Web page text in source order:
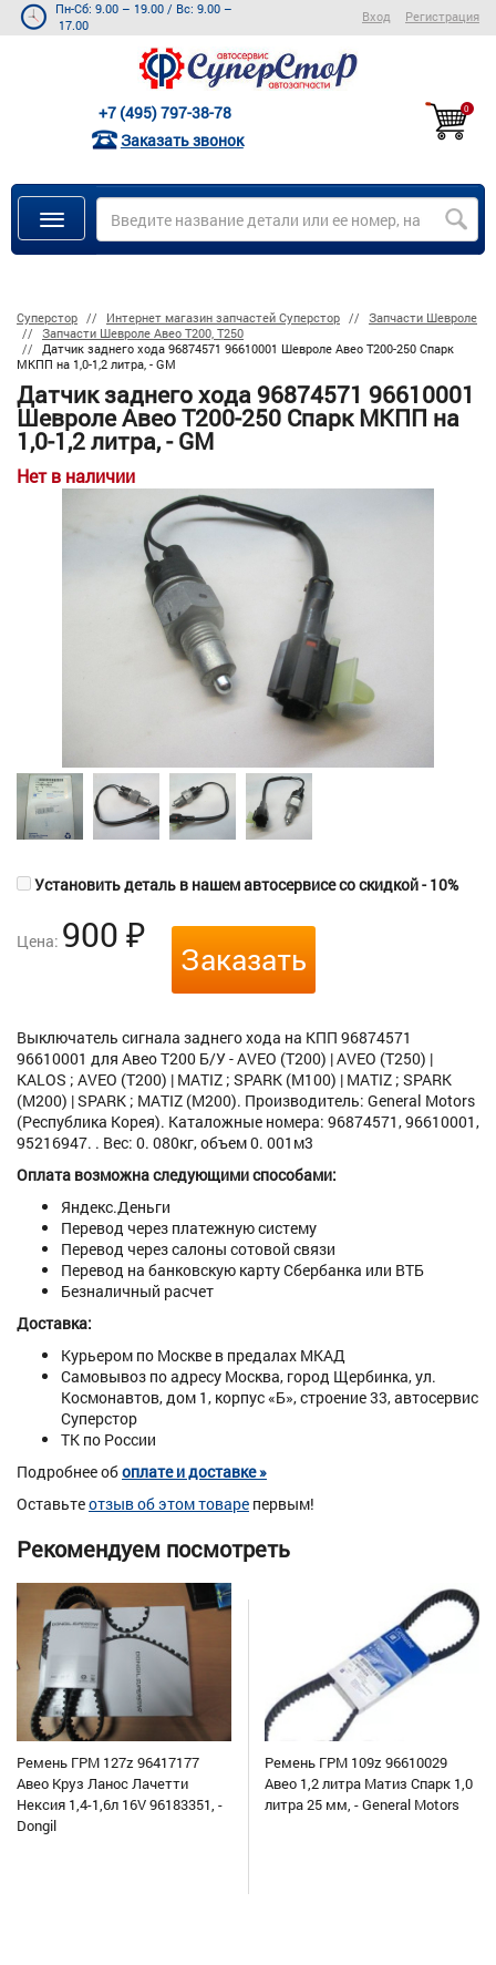
Пн-Сб: 9.00 – 19.00 / Вс: 9.00 –
17.00
Вход Регистрация
+7 (495) 797-38-78
Заказать звонок
0
Суперстор Интернет магазин запчастей Суперстор
Запчасти Шевроле
Запчасти Шевроле Авео Т200, Т250
Датчик заднего хода 96874571 96610001 Шевроле Авео Т200-250 Спарк
МКПП на 1,0-1,2 литра, - GM
Датчик заднего хода 96874571 96610001
Шевроле Авео Т200-250 Спарк МКПП на
1,0-1,2 литра, - GM
Нет в наличии
Установить деталь в нашем автосервисе со скидкой - 10%
Цена: 900 ₽
Заказать
Выключатель сигнала заднего хода на КПП 96874571
96610001 для Авео Т200 Б/У - AVEO (T200) | AVEO (T250) |
KALOS ; AVEO (T200) | MATIZ ; SPARK (M100) | MATIZ ; SPARK
(M200) | SPARK ; MATIZ (M200). Производитель: General Motors
(Республика Корея). Каталожные номера: 96874571, 96610001,
95216947. . Вес: 0. 080кг, объем 0. 001м3
Оплата возможна следующими способами:
Яндекс.Деньги
Перевод через платежную систему
Перевод через салоны сотовой связи
Перевод на банковскую карту Сбербанка или ВТБ
Безналичный расчет
Доставка:
Курьером по Москве в предалах МКАД
Самовывоз по адресу Москва, город Щербинка, ул.
Космонавтов, дом 1, корпус «Б», строение 33, автосервис
Суперстор
ТК по России
Подробнее обоплате и доставке »
Оставьтеотзыв об этом товаре первым!
Рекомендуем посмотреть
Ремень ГРМ 127z 96417177
Авео Круз Ланос Лачетти
Нексия 1,4-1,6л 16V 96183351, -
Dongil
Ремень ГРМ 109z 96610029
Авео 1,2 литра Матиз Спарк 1,0
литра 25 мм, - General Motors